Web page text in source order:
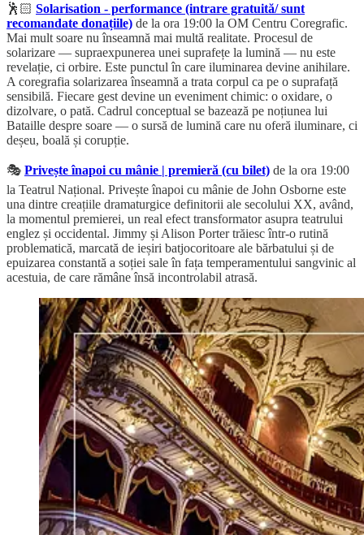
🕺🏻 Solarisation - performance (intrare gratuită/ sunt
recomandate donațiile) de la ora 19:00 la OM Centru Coregrafic.
Mai mult soare nu înseamnă mai multă realitate. Procesul de
solarizare — supraexpunerea unei suprafețe la lumină — nu este
revelație, ci orbire. Este punctul în care iluminarea devine anihilare.
A coregrafia solarizarea înseamnă a trata corpul ca pe o suprafață
sensibilă. Fiecare gest devine un eveniment chimic: o oxidare, o
dizolvare, o pată. Cadrul conceptual se bazează pe noțiunea lui
Bataille despre soare — o sursă de lumină care nu oferă iluminare, ci
deșeu, boală și corupție.
🎭 Privește înapoi cu mânie | premieră (cu bilet) de la ora 19:00
la Teatrul Național. Privește înapoi cu mânie de John Osborne este
una dintre creațiile dramaturgice definitorii ale secolului XX, având,
la momentul premierei, un real efect transformator asupra teatrului
englez și occidental. Jimmy și Alison Porter trăiesc într-o rutină
problematică, marcată de ieșiri batjocoritoare ale bărbatului și de
epuizarea constantă a soției sale în fața temperamentului sangvinic al
acestuia, de care rămâne însă incontrolabil atrasă.